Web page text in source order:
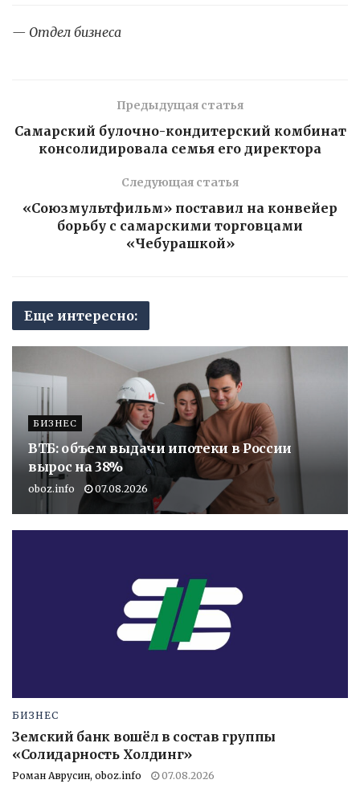
— Отдел бизнеса
Предыдущая статья
Самарский булочно-кондитерский комбинат
консолидировала семья его директора
Следующая статья
«Союзмультфильм» поставил на конвейер
борьбу с самарскими торговцами
«Чебурашкой»
Еще интересно:
БИЗНЕС
ВТБ: объем выдачи ипотеки в России
вырос на 38%
oboz.info 07.08.2026
БИЗНЕС
Земский банк вошёл в состав группы
«Солидарность Холдинг»
Роман Аврусин, oboz.info 07.08.2026